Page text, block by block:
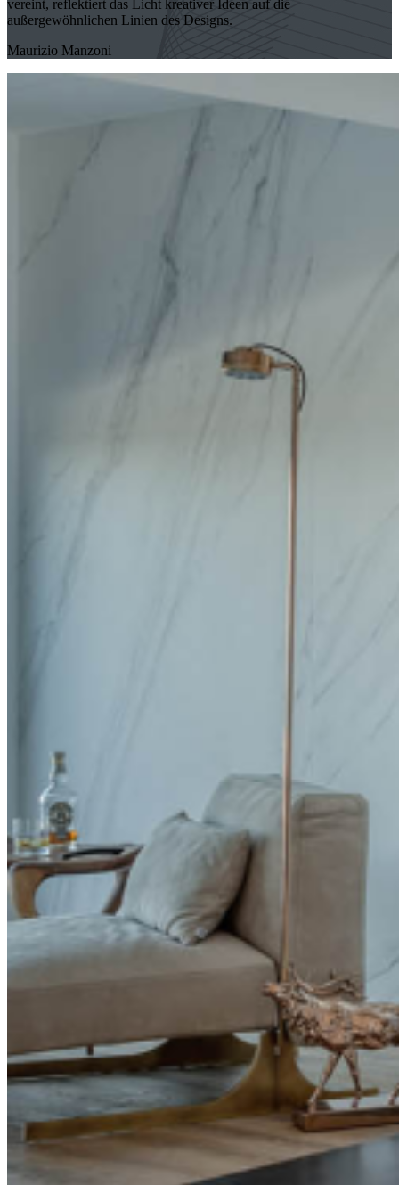
vereint, reflektiert das Licht kreativer Ideen auf die
außergewöhnlichen Linien des Designs.
Maurizio Manzoni